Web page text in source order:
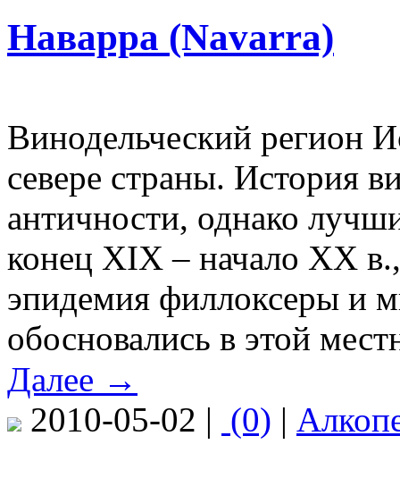
Наварра (Navarra)
Винодельческий регион
севере страны. История
античности, однако
конец XIХ – начало ХХ в.,
эпидемия филлоксеры и
обосновались в этой
Далее →
2010-05-02 | (0) |